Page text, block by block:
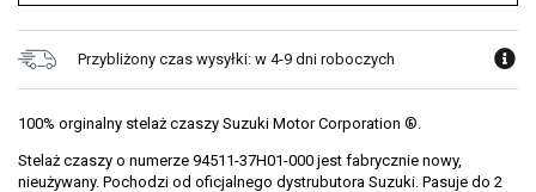
Przybliżony czas wysyłki: w 4-9 dni roboczych
100% orginalny stelaż czaszy Suzuki Motor Corporation ®.
Stelaż czaszy o numerze 94511-37H01-000 jest fabrycznie nowy,
nieużywany. Pochodzi od oficjalnego dystrubutora Suzuki. Pasuje do 2